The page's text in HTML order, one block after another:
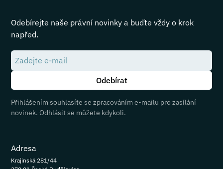
Odebírejte naše právní novinky a buďte vždy o krok
napřed.
Přihlášením souhlasíte se zpracováním e-mailu pro zasílání
novinek. Odhlásit se můžete kdykoli.
Adresa
Krajinská 281/44